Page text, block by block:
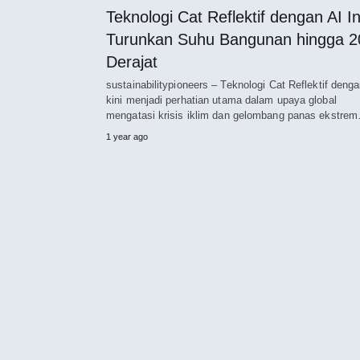
Teknologi Cat Reflektif dengan AI
Turunkan Suhu Bangunan hingga
Derajat
sustainabilitypioneers – Teknologi Cat Reflektif
kini menjadi perhatian utama dalam upaya global
mengatasi krisis iklim dan gelombang panas
1 year ago